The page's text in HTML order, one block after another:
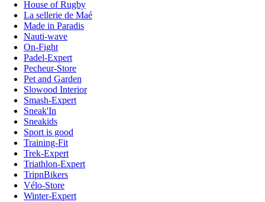
House of Rugby
La sellerie de Maé
Made in Paradis
Nauti-wave
On-Fight
Padel-Expert
Pecheur-Store
Pet and Garden
Slowood Interior
Smash-Expert
Sneak'In
Sneakids
Sport is good
Training-Fit
Trek-Expert
Triathlon-Expert
TripnBikers
Vélo-Store
Winter-Expert